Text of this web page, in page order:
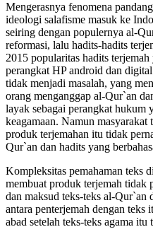
Mengerasnya fenomena
ideologi salafisme masuk ke
seiring dengan populernya al-
reformasi, lalu hadits-hadits
2015 popularitas hadits
perangkat HP android dan
tidak menjadi masalah, yang
orang menganggap al-Qur`an
layak sebagai perangkat hukum
keagamaan. Namun
produk terjemahan itu tidak
Qur`an dan hadits yang
Kompleksitas pemahaman teks
membuat produk terjemah tidak
dan maksud teks-teks al-Qur`an
antara penterjemah dengan
abad setelah teks-teks agama itu